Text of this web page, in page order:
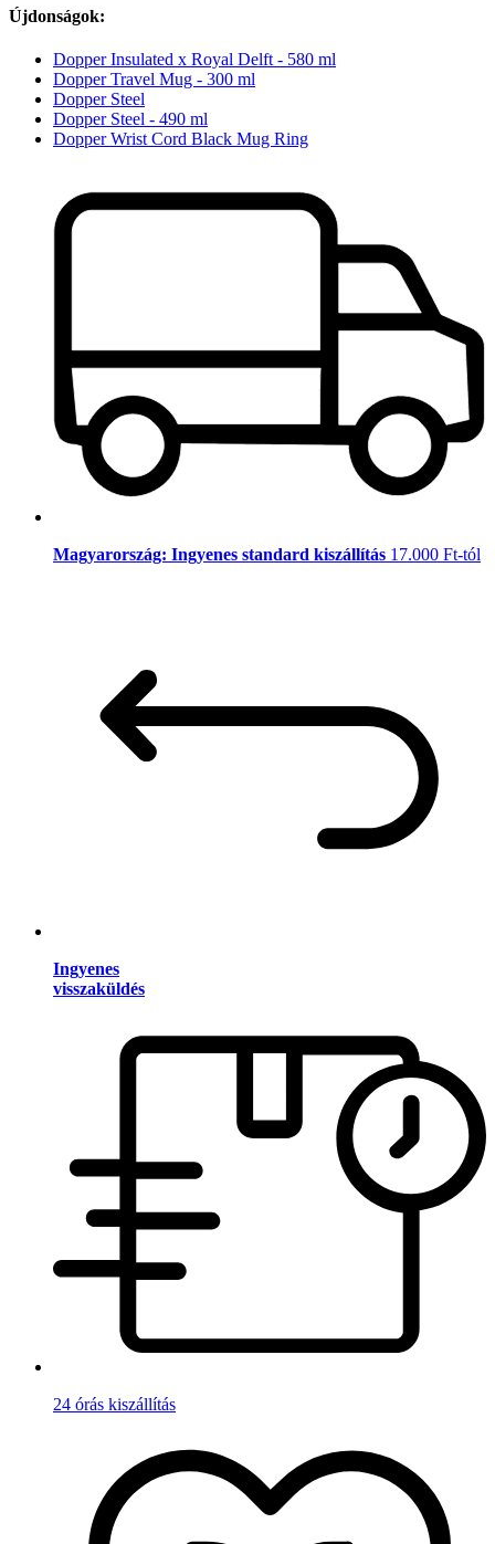
Újdonságok:
Dopper Insulated x Royal Delft - 580 ml
Dopper Travel Mug - 300 ml
Dopper Steel
Dopper Steel - 490 ml
Dopper Wrist Cord Black Mug Ring
Magyarország: Ingyenes standard kiszállítás 17.000 Ft-tól
Ingyenes
visszaküldés
24 órás kiszállítás